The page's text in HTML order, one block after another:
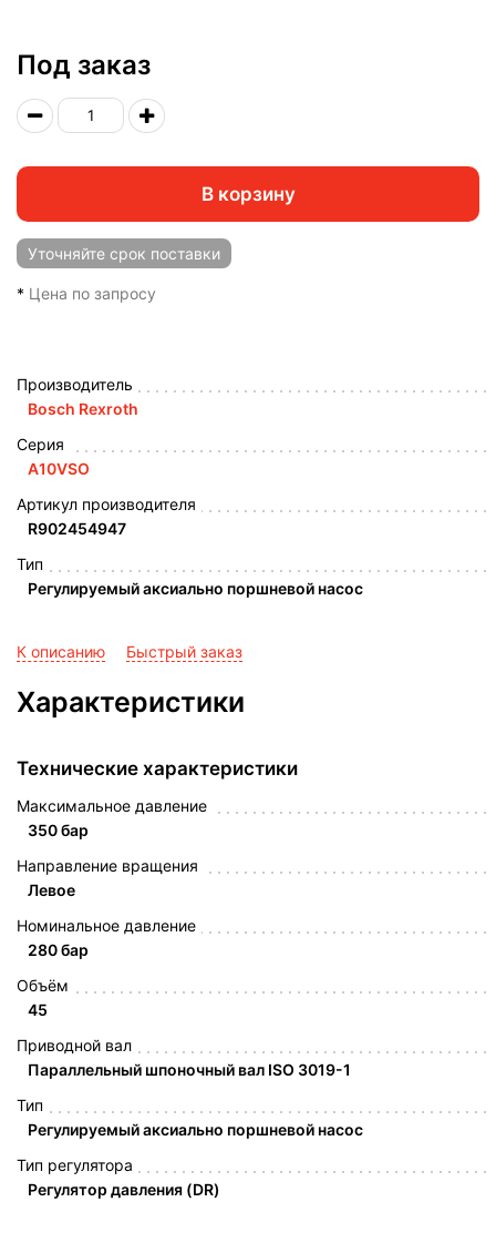
Под заказ
В корзину
Уточняйте срок поставки
* Цена по запросу
Производитель
Bosch Rexroth
Серия
A10VSO
Артикул производителя
R902454947
Тип
Регулируемый аксиально поршневой насос
К описанию Быстрый заказ
Характеристики
Технические характеристики
Максимальное давление
350 бар
Направление вращения
Левое
Номинальное давление
280 бар
Объём
45
Приводной вал
Параллельный шпоночный вал ISO 3019-1
Тип
Регулируемый аксиально поршневой насос
Тип регулятора
Регулятор давления (DR)